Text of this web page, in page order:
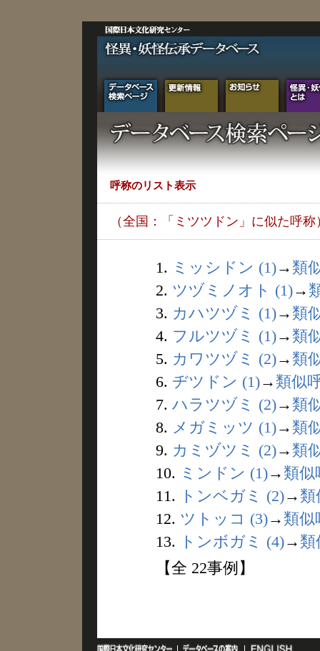
呼称のリスト表示
（全国：「ミツツドン」に似た呼称
1. ミッシドン (1)→ 類
2. ツヅミノオト (1)→
3. カハツヅミ (1)→ 類
4. フルツヅミ (1)→ 類
5. カワツヅミ (2)→ 類
6. ヂツドン (1)→ 類似
7. ハラツヅミ (2)→ 類
8. メガミッツ (1)→ 類
9. カミヅツミ (2)→ 類
10. ミンドン (1)→ 類似
11.
トンベガミ (2)→ 類
12. ツトッコ (3)→ 類似
13.
トンボガミ (4)→ 類
【全 22事例】